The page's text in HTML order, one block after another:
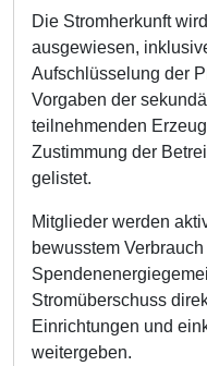
Die Stromherkunft
ausgewiesen,
Aufschlüsselung der
Vorgaben der
teilnehmenden
Zustimmung der
gelistet.
Mitglieder werden
bewusstem
Stromüberschuss
Einrichtungen und
weitergeben.